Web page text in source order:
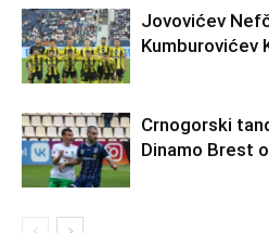
Jovovićev
Kumburovićev
Crnogorski
Dinamo Brest